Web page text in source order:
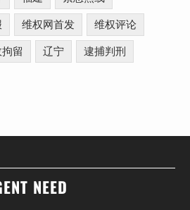
维权网首发 维权评论
留 辽宁 逮捕判刑
NEED